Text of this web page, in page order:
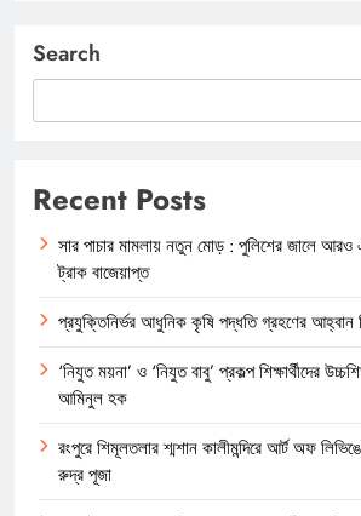
Search
Recent Posts
সার পাচার মামলায় নতুন মোড় : পুলিশের জালে
ট্রাক বাজেয়াপ্ত
প্রযুক্তিনির্ভর আধুনিক কৃষি পদ্ধতি গ্রহণের আহ্বান
‘নিযুত ময়না’ ও ‘নিযুত বাবু’ প্রকল্প শিক্ষার্থীদের
আমিনুল হক
রংপুরে শিমূলতলার শ্মশান কালীমন্দিরে আর্ট অফ
রুদ্র পূজা